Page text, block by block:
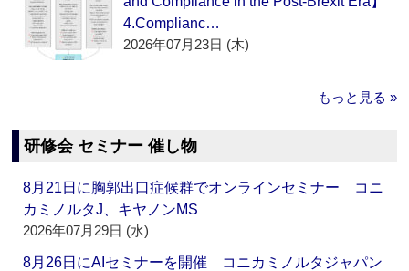
4.Complianc…
2026年07月23日 (木)
もっと見る »
研修会 セミナー 催し物
8月21日に胸郭出口症候群でオンラインセミナー コニ
カミノルタJ、キヤノンMS
2026年07月29日 (水)
8月26日にAIセミナーを開催 コニカミノルタジャパン